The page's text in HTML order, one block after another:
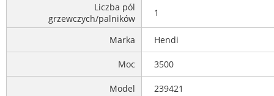
Liczba pól
grzewczych/palników
1
Marka Hendi
Moc 3500
Model 239421